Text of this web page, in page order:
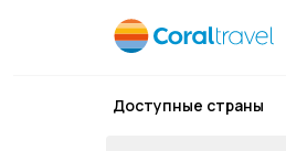
Доступные страны